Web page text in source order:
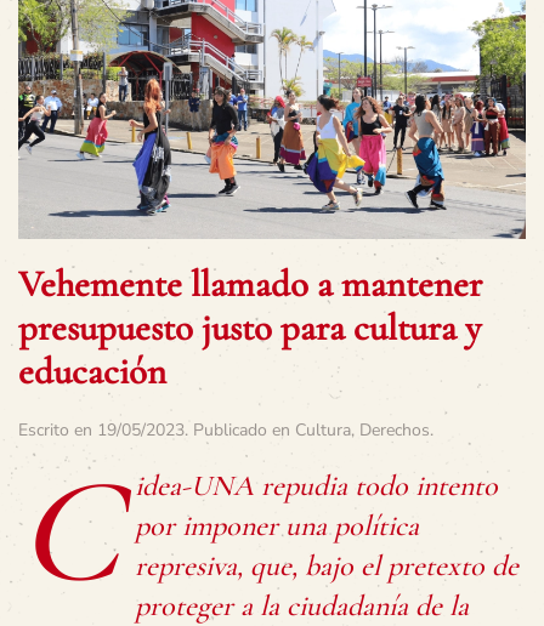
Vehemente llamado a mantener
presupuesto justo para cultura y
educación
Escrito en 19/05/2023. Publicado en Cultura, Derechos.
C idea-UNA repudia todo intento
por imponer una política
represiva, que, bajo el pretexto de
proteger a la ciudadanía de la